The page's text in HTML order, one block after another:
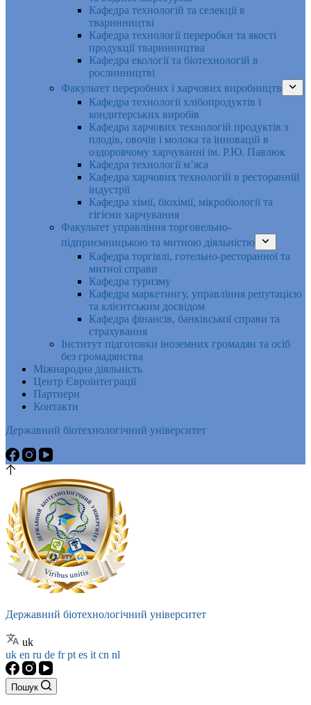
Кафедра технологій та селекції в
тваринництві
Кафедра технології переробки та якості
продукції тваринництва
Кафедра екології та біотехнологій в
рослинництві
Факультет переробних і харчових виробництв
Кафедра технології хлібопродуктів і
кондитерських виробів
Кафедра харчових технологій продуктів з
плодів, овочів і молока та інновацій в
оздоровчому харчуванні ім. Р.Ю. Павлюк
Кафедра технології м’яса
Кафедра харчових технологій в ресторанній
індустрії
Кафедра хімії, біохімії, мікробіології та
гігієни харчування
Факультет управління торговельно-
підприємницькою та митною діяльністю
Кафедра торгівлі, готельно-ресторанної та
митної справи
Кафедра туризму
Кафедра маркетингу, управління репутацією
та клієнтським досвідом
Кафедра фінансів, банківської справи та
страхування
Інститут підготовки іноземних громадян та осіб
без громадянства
Міжнародна діяльність
Центр Євроінтеграції
Партнери
Контакти
Державний біотехнологічний університет
Державний біотехнологічний університет
uk
uk en ru de frpt es it cn nl
Пошук